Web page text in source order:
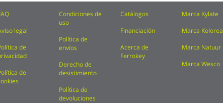
legal
de
de
Condiciones de
uso
Política de
envíos
Derecho de
desistimiento
Política de
devoluciones
Catálogos
Financiación
Acerca de
Ferrokey
Marca Kylate
Marca Kolorea
Marca Natuur
Marca Wesco